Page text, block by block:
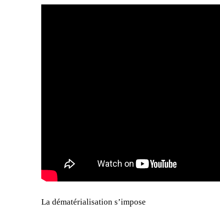
La dématérialisation s’impose